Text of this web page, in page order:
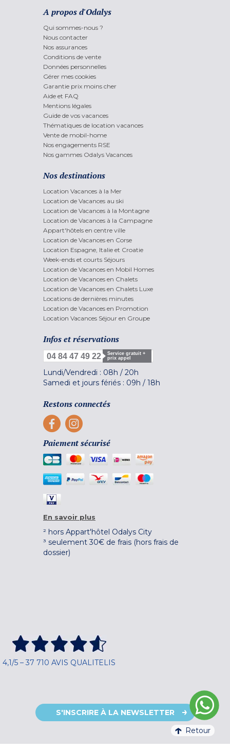
A propos d'Odalys
Qui sommes-nous ?
Nous contacter
Nos assurances
Conditions de vente
Données personnelles
Gérer mes cookies
Garantie prix moins cher
Aide et FAQ
Mentions légales
Guide de vos vacances
Thématiques de location vacances
Vente de mobil-home
Nos engagements RSE
Nos gammes Odalys Vacances
Nos destinations
Location Vacances à la Mer
Location de Vacances au ski
Location de Vacances à la Montagne
Location de Vacances à la Campagne
Appart'hôtels en centre ville
Location de Vacances en Corse
Location Espagne, Italie et Croatie
Week-ends et courts Séjours
Location de Vacances en Mobil Homes
Location de Vacances en Chalets
Location de Vacances en Chalets Luxe
Locations de dernières minutes
Location de Vacances en Promotion
Location Vacances Séjour en Groupe
Infos et réservations
04 84 47 49 22
Service gratuit +
prix appel
Lundi/Vendredi : 08h / 20h
Samedi et jours fériés : 09h / 18h
Restons connectés
Paiement sécurisé
En savoir plus
² hors Appart'hôtel Odalys City
³ seulement 30€ de frais (hors frais de
dossier)
4,1/5 – 37 710 AVIS QUALITELIS
S'INSCRIRE À LA NEWSLETTER
Retour